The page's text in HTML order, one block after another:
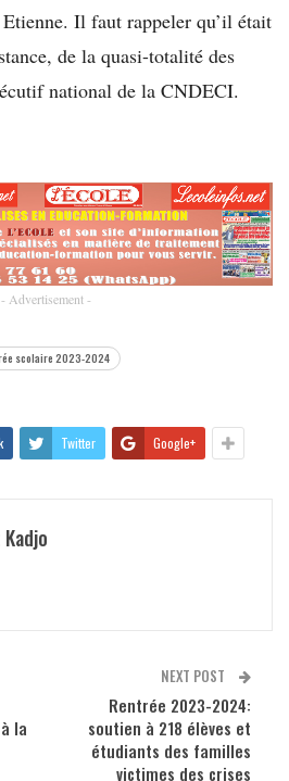
Etienne. Il faut rappeler qu’il était
de la quasi-totalité des
national de la CNDECI.
- Advertisement -
scolaire 2023-2024
Twitter Google+
la
NEXT POST
Rentrée 2023-2024:
soutien à 218 élèves et
étudiants des familles
victimes des crises